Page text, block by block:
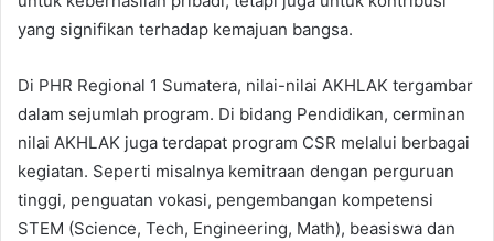
yang signifikan terhadap kemajuan bangsa.
Di PHR Regional 1 Sumatera, nilai-nilai AKHLAK tergambar
dalam sejumlah program. Di bidang Pendidikan, cerminan
nilai AKHLAK juga terdapat program CSR melalui berbagai
kegiatan. Seperti misalnya kemitraan dengan perguruan
tinggi, penguatan vokasi, pengembangan kompetensi
STEM (Science, Tech, Engineering, Math), beasiswa dan